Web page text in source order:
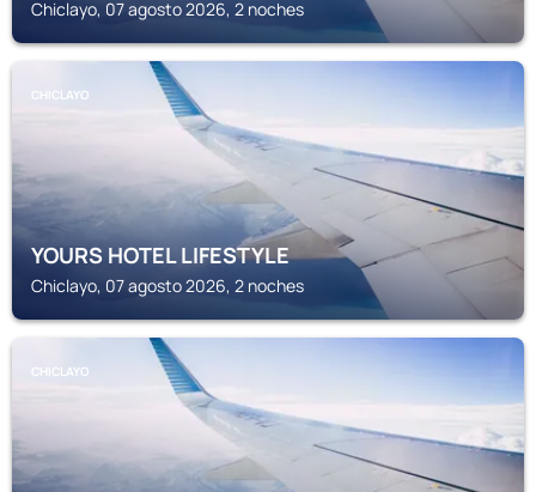
Chiclayo, 07 agosto 2026, 2 noches
CHICLAYO
YOURS HOTEL LIFESTYLE
Chiclayo, 07 agosto 2026, 2 noches
CHICLAYO